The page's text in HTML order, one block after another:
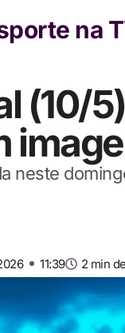
na
(10/
neste
11:39 2 min